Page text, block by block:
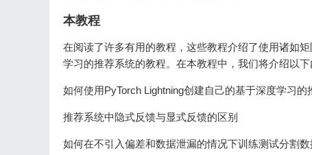
本教程
在阅读了许多有用的教程，这些教程介绍了使用诸如
学习的推荐系统的教程。在本教程中，我们将介绍以下
如何使用PyTorch Lightning创建自己的基于深度学习的
推荐系统中隐式反馈与显式反馈的区别
如何在不引入偏差和数据泄漏的情况下训练测试分割